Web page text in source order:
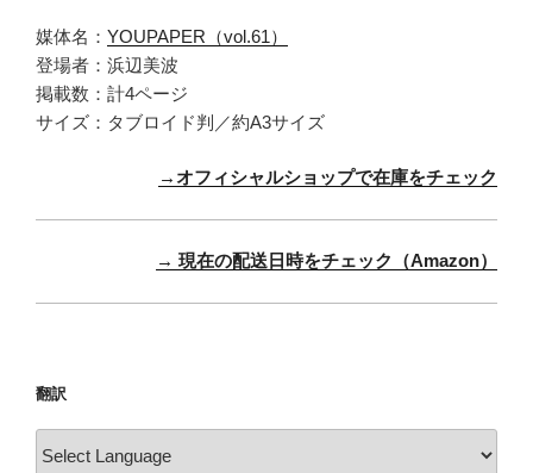
媒体名： YOUPAPER（vol.61）
登場者：浜辺美波
掲載数：計4ページ
サイズ：タブロイド判／約A3サイズ
→オフィシャルショップで在庫をチェック
→ 現在の配送日時をチェック（Amazon）
翻訳